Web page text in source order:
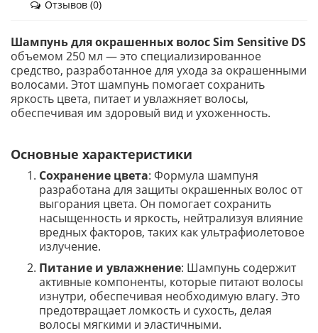
Отзывов (0)
Шампунь для окрашенных волос Sim Sensitive DS
объемом 250 мл — это специализированное
средство, разработанное для ухода за окрашенными
волосами. Этот шампунь помогает сохранить
яркость цвета, питает и увлажняет волосы,
обеспечивая им здоровый вид и ухоженность.
Основные характеристики
Сохранение цвета: Формула шампуня
разработана для защиты окрашенных волос от
выгорания цвета. Он помогает сохранить
насыщенность и яркость, нейтрализуя влияние
вредных факторов, таких как ультрафиолетовое
излучение.
Питание и увлажнение: Шампунь содержит
активные компоненты, которые питают волосы
изнутри, обеспечивая необходимую влагу. Это
предотвращает ломкость и сухость, делая
волосы мягкими и эластичными.